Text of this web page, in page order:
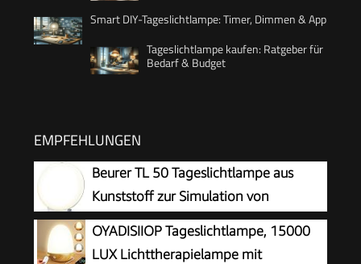
Smart DIY-Tageslichtlampe: Timer, Dimmen & App
Tageslichtlampe kaufen: Ratgeber für
Bedarf & Budget
EMPFEHLUNGEN
Beurer TL 50 Tageslichtlampe aus
Kunststoff zur Simulation von
Tageslicht, zertifiziertes
Medizinprodukt für mehr Wohlbefinden
OYADISIIOP Tageslichtlampe, 15000
LUX Lichttherapielampe mit